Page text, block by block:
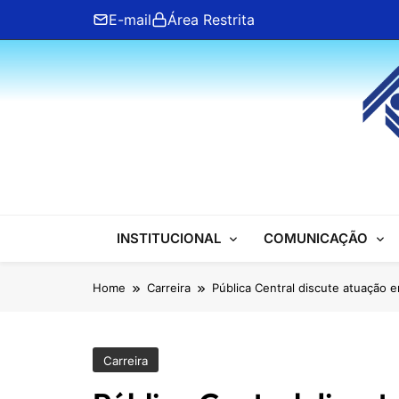
content
E-mail Área Restrita
ANFIP Nacional
INSTITUCIONAL COMUNICAÇÃO
Home Carreira Pública Central discute atuação
Carreira